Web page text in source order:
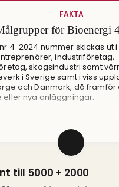
FAKTA
för Bioenergi
4-2024 nummer skickas ut
industriföretag,
skogsindustri samt
i Sverige samt i viss
och Danmark, då framför
nya anläggningar.
till 5000 + 2000